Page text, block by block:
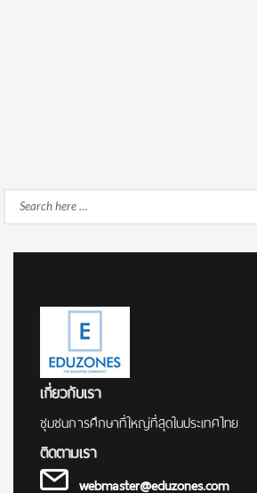
Search
เกี่ยวกับเรา
ชุมชนการศึกษาที่ใหญ่ที่สุดในประเทศไทย
ติดตามเรา
webmaster@eduzones.com